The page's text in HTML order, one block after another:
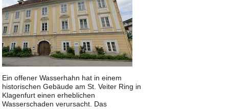
Ein offener Wasserhahn hat in einem
historischen Gebäude am St. Veiter Ring in
Klagenfurt einen erheblichen
Wasserschaden verursacht. Das